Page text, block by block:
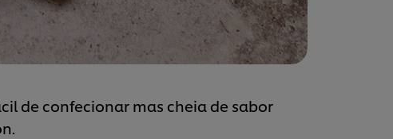
de confecionar mas cheia de sabor